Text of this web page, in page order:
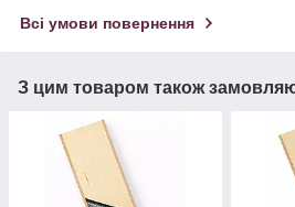
Всі умови повернення
З цим товаром також